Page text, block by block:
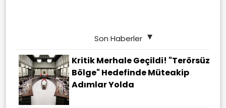
Son Haberler
Kritik Merhale Geçildi! "Terörsüz
Bölge" Hedefinde Müteakip
Adımlar Yolda